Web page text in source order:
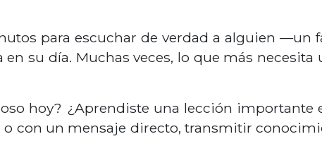
para escuchar de verdad a alguien —un
su día. Muchas veces, lo que más necesita
hoy? ¿Aprendiste una lección importante
o con un mensaje directo, transmitir